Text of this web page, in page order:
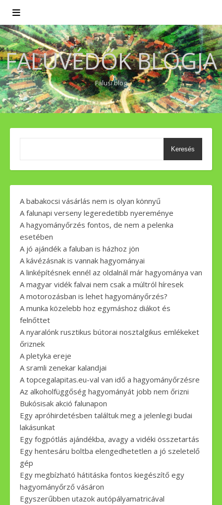
FALUVÉDŐK BLOGJA
Falusi blog
Keresés
A babakocsi vásárlás nem is olyan könnyű
A falunapi verseny legeredetibb nyereménye
A hagyományőrzés fontos, de nem a pelenka
esetében
A jó ajándék a faluban is házhoz jön
A kávézásnak is vannak hagyományai
A linképítésnek ennél az oldalnál már hagyománya van
A magyar vidék falvai nem csak a múltról híresek
A motorozásban is lehet hagyományőrzés?
A munka közelebb hoz egymáshoz diákot és
felnőttet
A nyaralónk rusztikus bútorai nosztalgikus emlékeket
őriznek
A pletyka ereje
A sramli zenekar kalandjai
A topcegalapitas.eu-val van idő a hagyományőrzésre
Az alkoholfüggőség hagyományát jobb nem őrizni
Bukósisak akció falunapon
Egy apróhirdetésben találtuk meg a jelenlegi budai
lakásunkat
Egy fogpótlás ajándékba, avagy a vidéki összetartás
Egy hentesáru boltba elengedhetetlen a jó szeletelő
gép
Egy megbízható hátitáska fontos kiegészítő egy
hagyományőrző vásáron
Egyszerűbben utazok autópályamatricával